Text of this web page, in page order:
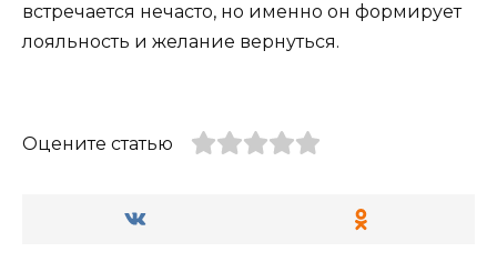
встречается нечасто, но именно он формирует
лояльность и желание вернуться.
Оцените статью